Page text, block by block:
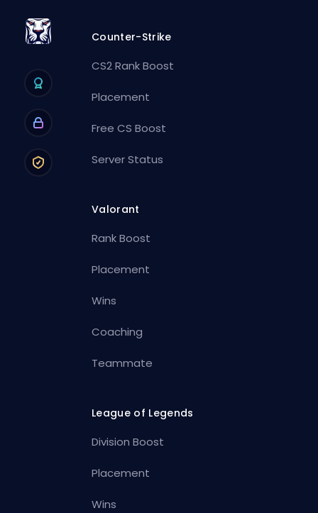
Counter-Strike
CS2 Rank Boost
Placement
Free CS Boost
Server Status
Valorant
Rank Boost
Placement
Wins
Coaching
Teammate
League of Legends
Division Boost
Placement
Wins